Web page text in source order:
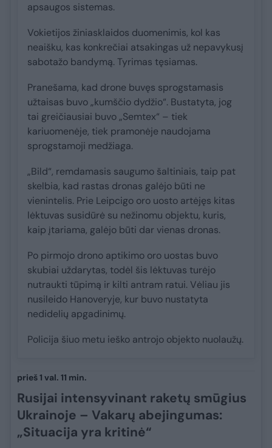
apsaugos sistemas.
Vokietijos žiniasklaidos duomenimis, kol kas
neaišku, kas konkrečiai atsakingas už nepavykusį
sabotažo bandymą. Tyrimas tęsiamas.
Pranešama, kad drone buvęs sprogstamasis
užtaisas buvo „kumščio dydžio“. Bustatyta, jog
tai greičiausiai buvo „Semtex“ – tiek
kariuomenėje, tiek pramonėje naudojama
sprogstamoji medžiaga.
„Bild“, remdamasis saugumo šaltiniais, taip pat
skelbia, kad rastas dronas galėjo būti ne
vienintelis. Prie Leipcigo oro uosto artėjęs kitas
lėktuvas susidūrė su nežinomu objektu, kuris,
kaip įtariama, galėjo būti dar vienas dronas.
Po pirmojo drono aptikimo oro uostas buvo
skubiai uždarytas, todėl šis lėktuvas turėjo
nutraukti tūpimą ir kilti antram ratui. Vėliau jis
nusileido Hanoveryje, kur buvo nustatyta
nedidelių apgadinimų.
Policija šiuo metu ieško antrojo objekto nuolaužų.
prieš 1 val. 11 min.
Rusijai intensyvinant raketų smūgius
Ukrainoje – Vakarų abejingumas:
„Situacija yra kritinė“